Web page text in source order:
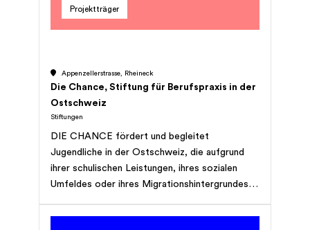
Projektträger
Appenzellerstrasse, Rheineck
Die Chance, Stiftung für Berufspraxis in der
Ostschweiz
Stiftungen
DIE CHANCE fördert und begleitet
Jugendliche in der Ostschweiz, die aufgrund
ihrer schulischen Leistungen, ihres sozialen
Umfeldes oder ihres Migrationshintergrundes
entsprechenden Ausbildungs- und damit später